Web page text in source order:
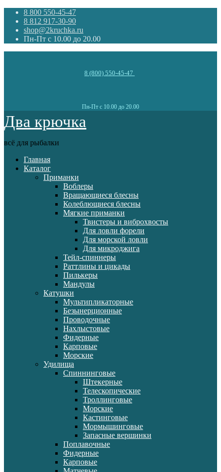
8 800 550-45-47
8 812 917-30-90
shop@2kruchka.ru
Пн-Пт с 10.00 до 20.00
8 (800) 550-45-47
Пн-Пт с 10.00 до 20.00
Два крючка
всё для рыбалки
Главная
Каталог
Приманки
Воблеры
Вращающиеся блесны
Колеблющиеся блесны
Мягкие приманки
Твистеры и виброхвосты
Для ловли форели
Для морской ловли
Для микроджига
Тейл-спиннеры
Раттлины и цикады
Пилькеры
Мандулы
Катушки
Мультипликаторные
Безынерционные
Проводочные
Нахлыстовые
Фидерные
Карповые
Морские
Удилища
Спиннинговые
Штекерные
Телескопические
Троллинговые
Морские
Кастинговые
Мормышинговые
Запасные вершинки
Поплавочные
Фидерные
Карповые